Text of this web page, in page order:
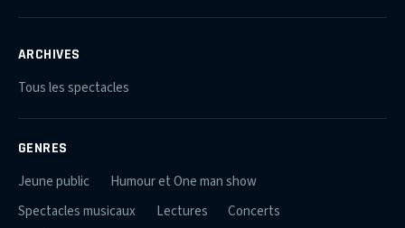
ARCHIVES
Tous les spectacles
GENRES
Jeune public
Humour et One man show
Spectacles musicaux
Lectures
Concerts